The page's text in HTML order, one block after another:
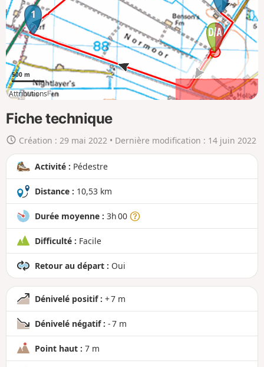
a
c
a
t
e
e
n
r
n
d
1
500 m
Attributions
Fiche technique
Création : 29 mai 2022 • Dernière modification : 14 juin 2022
Activité : Pédestre
Distance : 10,53 km
Durée moyenne : 3h 00
Difficulté : Facile
Retour au départ : Oui
Dénivelé positif : + 7 m
Dénivelé négatif : - 7 m
Point haut : 7 m